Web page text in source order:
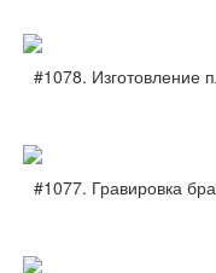
#1078. Изготовление
#1077. Гравировка